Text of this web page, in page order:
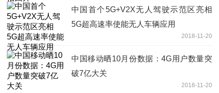
中国首个5G+V2X无人驾驶示范区亮相
5G超高速率使能无人车辆应用
2018-11-20
中国移动晒10月份数据：4G用户数量突
破7亿大关
2018-11-20